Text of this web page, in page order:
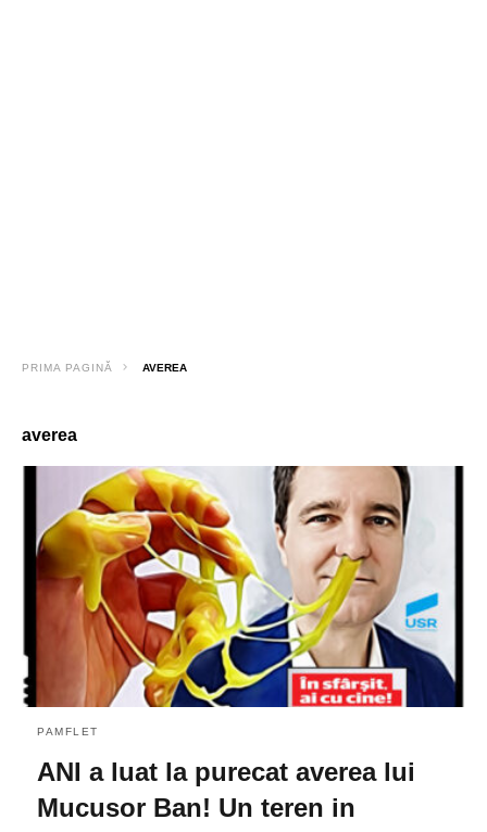
PRIMA PAGINĂ AVEREA
averea
PAMFLET
ANI a luat la purecat averea lui
Mucusor Ban! Un teren in